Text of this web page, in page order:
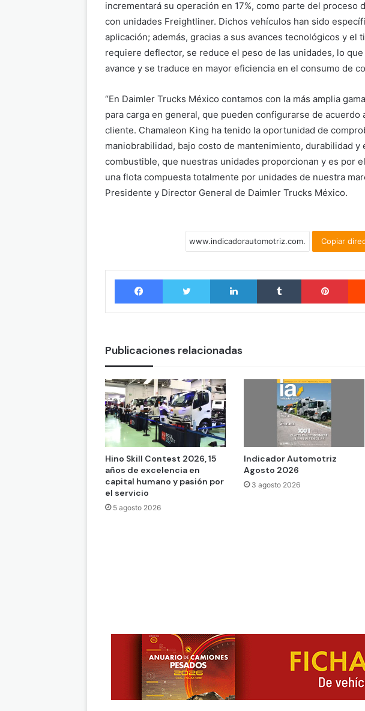
incrementará su operación en 17%, como parte del proceso
con unidades Freightliner. Dichos vehículos han sido
aplicación; además, gracias a sus avances tecnológicos y el
requiere deflector, se reduce el peso de las unidades, lo
avance y se traduce en mayor eficiencia en el consumo de
“En Daimler Trucks México contamos con la más amplia
para carga en general, que pueden configurarse de acuerdo
cliente. Chamaleon King ha tenido la oportunidad de
maniobrabilidad, bajo costo de mantenimiento, durabilidad y
combustible, que nuestras unidades proporcionan y es por
una flota compuesta totalmente por unidades de nuestra
Presidente y Director General de Daimler Trucks México.
Copiar
Facebook Twitter LinkedIn Tumblr Pinterest
Publicaciones relacionadas
Hino Skill Contest 2026, 15
años de excelencia en
capital humano y pasión por
el servicio
5 agosto 2026
Indicador Automotriz
Agosto 2026
3 agosto 2026